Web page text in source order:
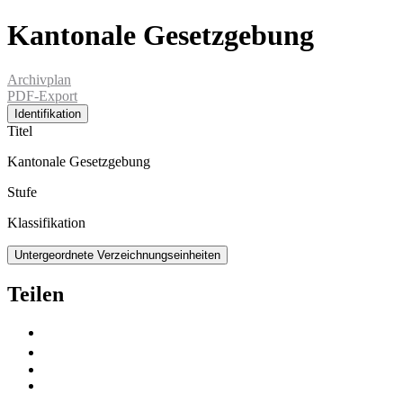
Kantonale Gesetzgebung
Archivplan
PDF-Export
Identifikation
Titel
Kantonale Gesetzgebung
Stufe
Klassifikation
Untergeordnete Verzeichnungseinheiten
Teilen